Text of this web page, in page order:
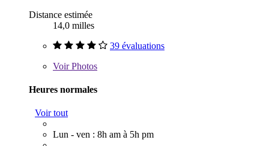
Distance estimée
14,0 milles
39 évaluations
VoirPhotos
Heures normales
Voir tout
Lun - ven : 8h am à 5h pm